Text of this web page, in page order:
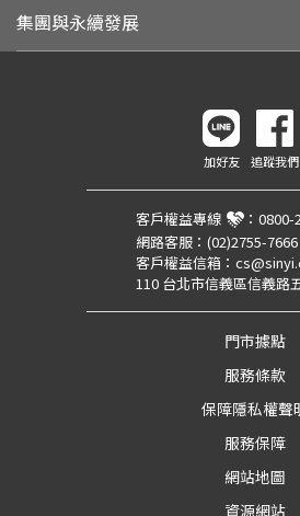
集團與永續發展
加好友 追蹤我們
客戶權益專線 ： 0800-
網路客服： (02)2755-7666
客戶權益信箱：
110 台北市信義區信義路
門市據點
服務條款
保障隱私權聲
服務保障
網站地圖
資源網站